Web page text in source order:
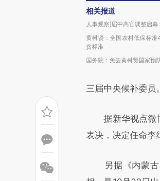
相关报道
人事观察|届中高官调整启幕
黄树贤：全国农村低保标
贫标准
国务院：免去黄树贤国家预
三届中央候补委员。
据新华视点微博
表决，决定任命李
另据《内蒙古